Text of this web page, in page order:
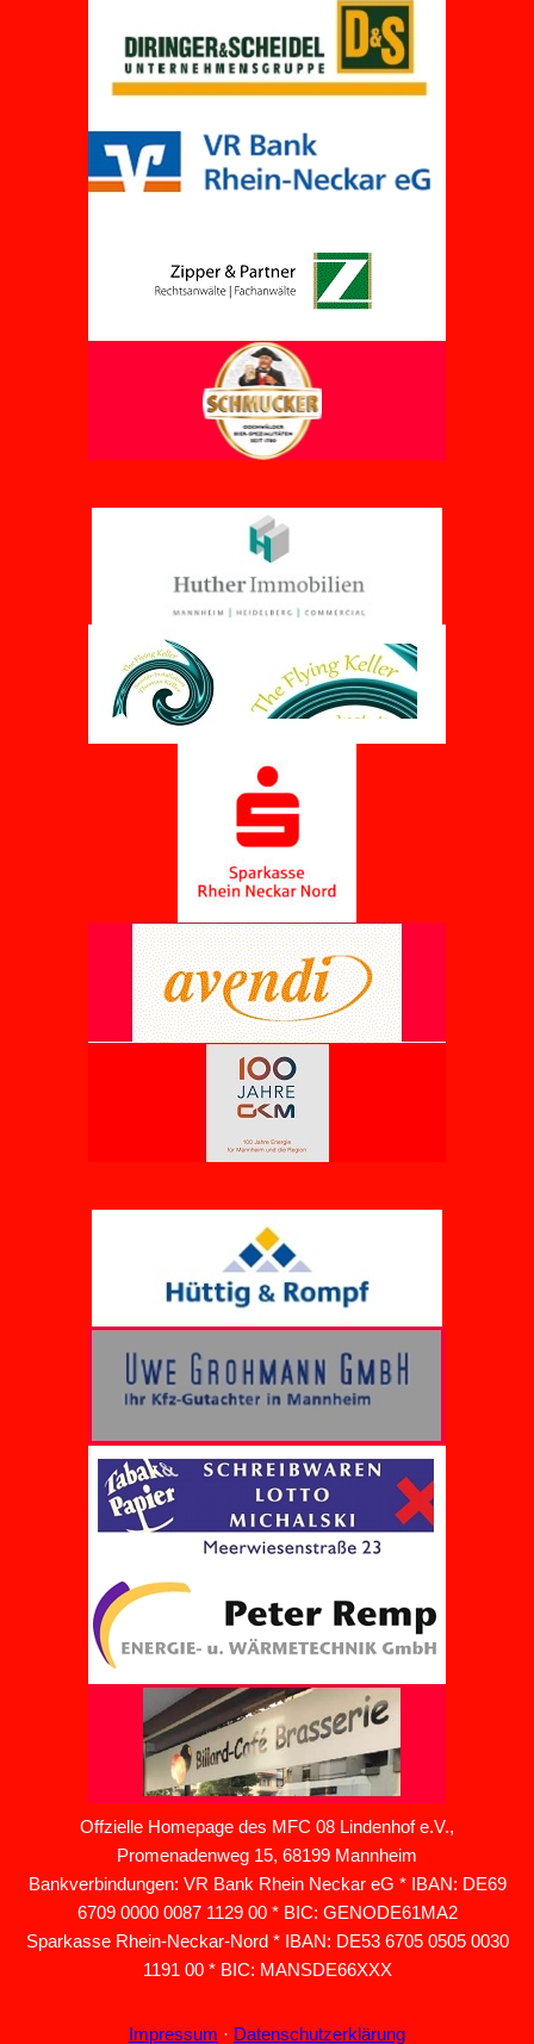
Offzielle Homepage des MFC 08 Lindenhof e.V.,
Promenadenweg 15, 68199 Mannheim
Bankverbindungen: VR Bank Rhein Neckar eG * IBAN: DE69
6709 0000 0087 1129 00 * BIC: GENODE61MA2
Sparkasse Rhein-Neckar-Nord * IBAN: DE53 6705 0505 0030
1191 00 * BIC: MANSDE66XXX
Impressum · Datenschutzerklärung